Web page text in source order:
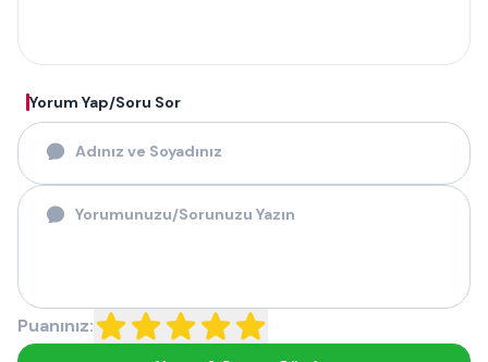
Yorum Yap/Soru Sor
Puanınız: